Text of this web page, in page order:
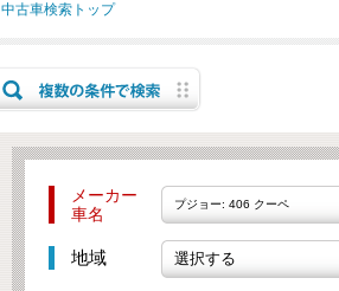
中古車検索トップ
メーカー
車名
プジョー: 406 クーペ
地域 選択する